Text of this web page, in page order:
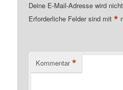
Deine E-Mail-Adresse wird
Erforderliche Felder sind mit*
Kommentar *